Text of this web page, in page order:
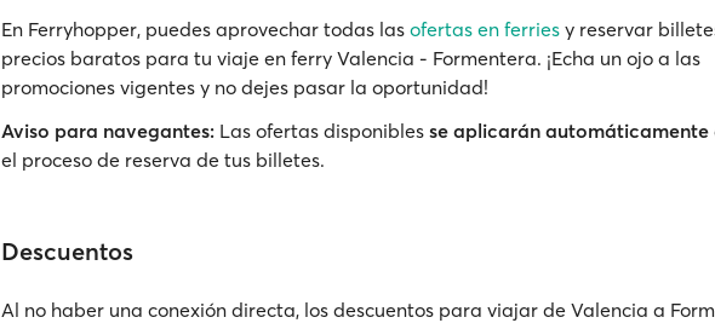
En Ferryhopper, puedes aprovechar todas las ofertas en ferries y reservar
precios baratos para tu viaje en ferry Valencia - Formentera. ¡Echa un ojo a las
promociones vigentes y no dejes pasar la oportunidad!
Aviso para navegantes: Las ofertas disponibles se aplicarán automáticamente
el proceso de reserva de tus billetes.
Descuentos
Al no haber una conexión directa, los descuentos para viajar de Valencia a